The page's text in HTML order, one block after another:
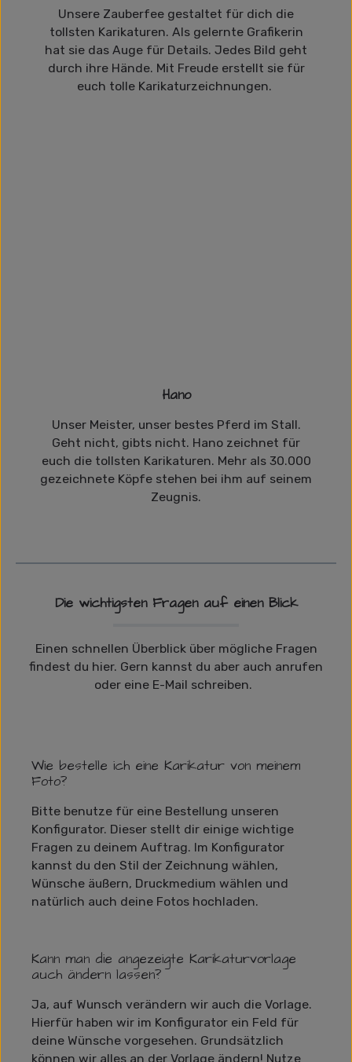
Unsere Zauberfee gestaltet für dich die
tollsten Karikaturen. Als gelernte Grafikerin
hat sie das Auge für Details. Jedes Bild geht
durch ihre Hände. Mit Freude erstellt sie für
euch tolle Karikaturzeichnungen.
Hano
Unser Meister, unser bestes Pferd im Stall.
Geht nicht, gibts nicht. Hano zeichnet für
euch die tollsten Karikaturen. Mehr als 30.000
gezeichnete Köpfe stehen bei ihm auf seinem
Zeugnis.
Die wichtigsten Fragen auf einen Blick
Einen schnellen Überblick über mögliche Fragen
findest du hier. Gern kannst du aber auch anrufen
oder eine E-Mail schreiben.
Wie bestelle ich eine Karikatur von meinem
Foto?
Bitte benutze für eine Bestellung unseren
Konfigurator. Dieser stellt dir einige wichtige
Fragen zu deinem Auftrag. Im Konfigurator
kannst du den Stil der Zeichnung wählen,
Wünsche äußern, Druckmedium wählen und
natürlich auch deine Fotos hochladen.
Kann man die angezeigte Karikaturvorlage
auch ändern lassen?
Ja, auf Wunsch verändern wir auch die Vorlage.
Hierfür haben wir im Konfigurator ein Feld für
deine Wünsche vorgesehen. Grundsätzlich
können wir alles an der Vorlage ändern! Nutze